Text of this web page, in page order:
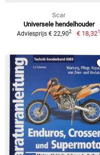
Scar
Universele hendelhouder
Adviesprijs € 22,902 € 18,321